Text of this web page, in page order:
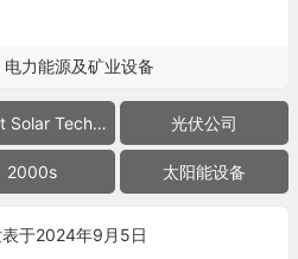
电力能源及矿业设备
Ascent Solar Technologies 光伏公司
2000s 太阳能设备
表于2024年9月5日